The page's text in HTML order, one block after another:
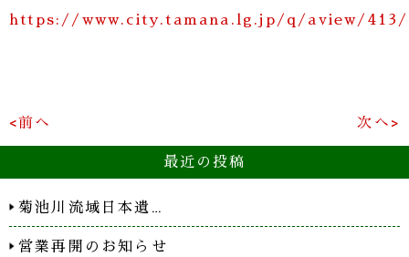
https://www.city.tamana.lg.jp/q/aview/413/
<前へ 次へ>
最近の投稿
菊池川流域日本遺…
営業再開のお知らせ